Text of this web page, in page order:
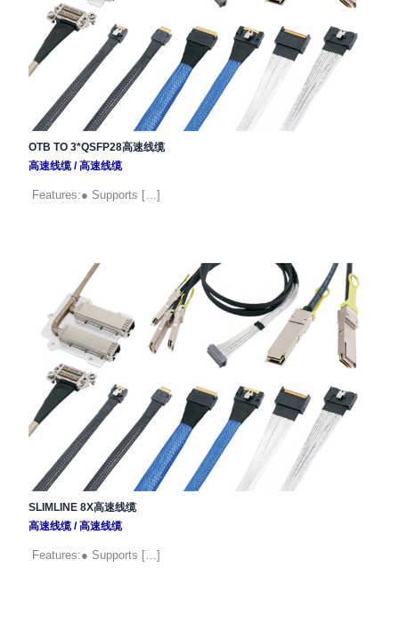
OTB TO 3*QSFP28高速线缆
高速线缆/高速线缆
Features:● Supports […]
SLIMLINE 8X高速线缆
高速线缆/高速线缆
Features:● Supports […]